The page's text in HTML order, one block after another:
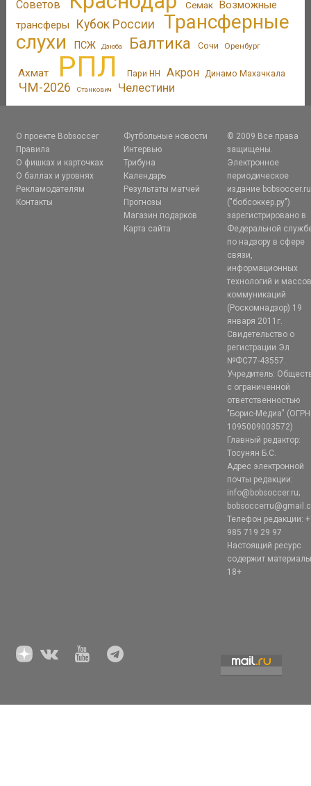
Советов
Семак Возможные
трансферы
Кубок России
Трансферные
слухи
ПСЖ Дзюба Балтика Сочи Оренбург
Ахмат РПЛ Пари НН Акрон Динамо Махачкала
ЧМ-2026 Станкович Челестини
О проекте Bobsoccer
Правила
О фишках и карточках
О баллах и уровнях
Рекламодателям
Контакты
Футбольные новости
Интервью
Трибуна
Календарь
Результаты матчей
Прогнозы
Магазин подарков
Карта сайта
© 2009 Все права
защищены.
Электронное
периодическое
издание bobsoccer.ru
("бобсоккер.ру")
зарегистрировано в
Федеральной
по надзору в сфере
связи,
информационных
технологий и
коммуникаций
(Роскомнадзор) 19
января 2011г.
Свидетельство о
регистрации Эл
№ФС77-43557.
Учредитель:
с ограниченной
ответственностью
"Борис-Медиа" (ОГРН
1095009003572)
Главный редактор:
Тосунян Б.С.
Адрес электронной
почты редакции:
info@bobsoccer.ru;
Телефон редакции:
985 719 29 97
Настоящий ресурс
содержит
18+